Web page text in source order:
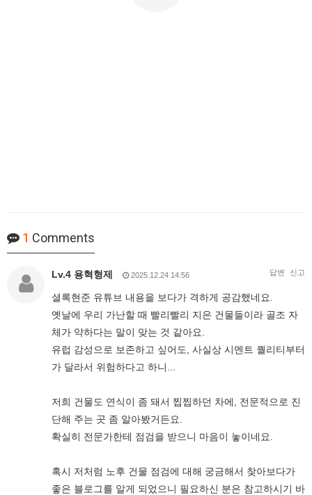
1 Comments
Lv.4 용혁형제 2025.12.24 14:56 답변 신고
셜록현준 유튜브 내용을 보다가 격하게 공감했네요.
옛날에 우리 가난할 때 빨리빨리 지은 건물들이라 골조 자
체가 약하다는 말이 맞는 것 같아요.
유럽 감성으로 보존하고 싶어도, 사실상 시멘트 퀄리티부터
가 달라서 위험하다고 하니...
저희 건물도 연식이 좀 돼서 찝찝하던 차에, 전문적으로 진
단해 주는 곳 좀 알아봤거든요.
확실히 전문가한테 점검을 받으니 마음이 놓이네요.
혹시 저처럼 노후 건물 점검에 대해 궁금해서 찾아보다가
좋은 블로그를 알게 되었으니 필요하신 분은 참고하시기 바